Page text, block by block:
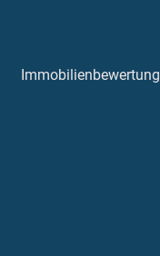
Immobilienbewertung